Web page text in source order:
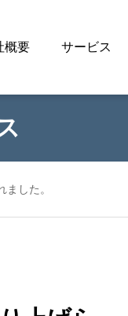
概要 サービス
した。